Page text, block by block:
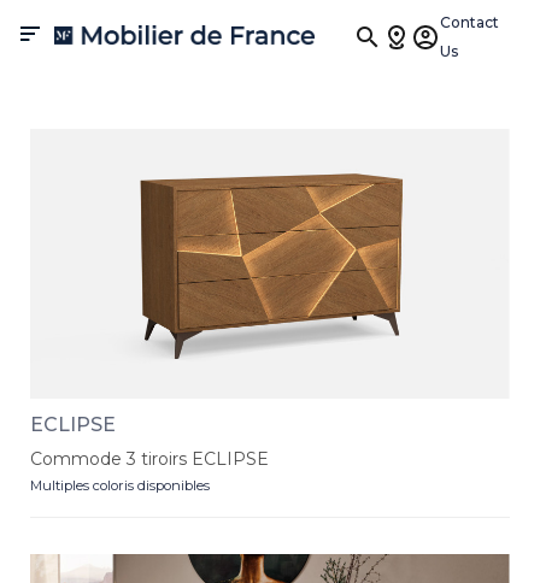

Contact
Us
Commodes et chevets
ECLIPSE
Commode 3 tiroirs ECLIPSE
Multiples coloris disponibles